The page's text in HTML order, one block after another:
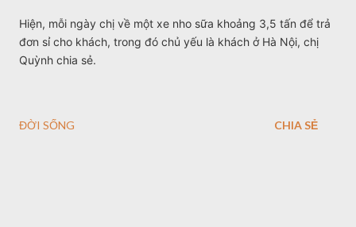
Hiện, mỗi ngày chị về một xe nho sữa khoảng 3,5 tấn để trả
đơn sỉ cho khách, trong đó chủ yếu là khách ở Hà Nội, chị
Quỳnh chia sẻ.
ĐỜI SỐNG CHIA SẺ